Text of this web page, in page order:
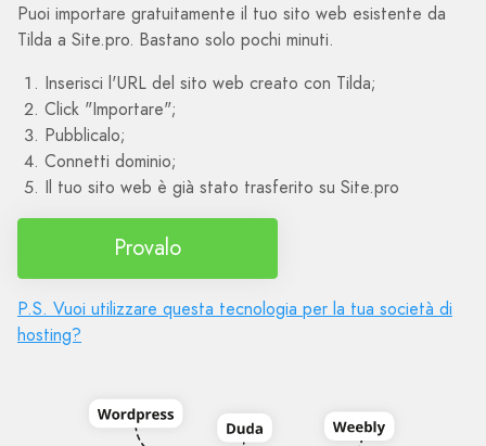
Puoi importare gratuitamente il tuo sito web esistente da
Tilda a Site.pro. Bastano solo pochi minuti.
Inserisci l'URL del sito web creato con Tilda;
Click "Importare";
Pubblicalo;
Connetti dominio;
Il tuo sito web è già stato trasferito su Site.pro
Provalo
P.S. Vuoi utilizzare questa tecnologia per la tua società di
hosting?